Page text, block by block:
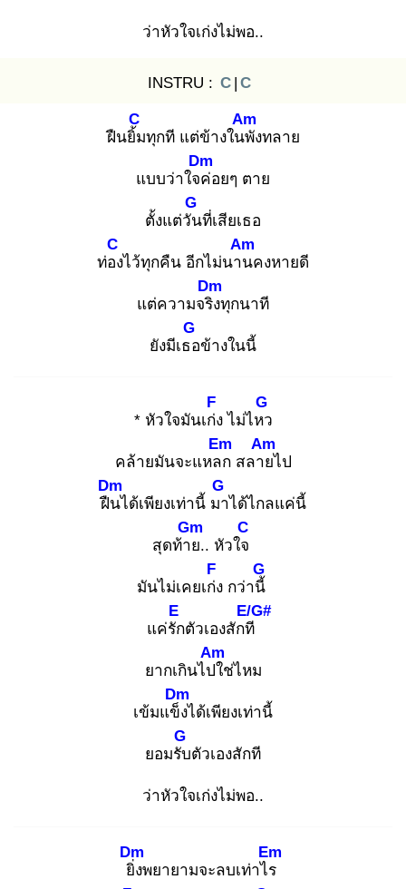
ว่าหัวใจเก่งไม่พอ..
INSTRU : C | C
ฝืนยิ้ม
C
ทุกที แต่ข้างในพั
Am
งทลาย
แบบว่าใจค่
Dm
อยๆ ตาย
ตั้งแต่วัน
G
ที่เสียเธอ
ท่อง
C
ไว้ทุกคืน อีกไม่นาน
Am
คงหายดี
แต่ความจริง
Dm
ทุกนาที
ยังมีเธอ
G
ข้างในนี้
* หัวใจมันเก่ง
F
ไม่ไหว
G
คล้ายมันจะแหลก
Em
สลาย
Am
ไป
ฝืน
Dm
ได้เพียงเท่านี้ มา
G
ได้ไกลแค่นี้
สุดท้าย
Gm
.. หัวใจ
C
มันไม่เคยเก่ง
F
กว่านี้
G
แค่รัก
E
ตัวเองสักที
E/G#
ยากเกินไปใ
Am
ช่ไหม
เข้มแข็ง
Dm
ได้เพียงเท่านี้
ยอมรับ
G
ตัวเองสักที
ว่าหัวใจเก่งไม่พอ..
ยิ่ง
Dm
พยายามจะลบเท่าไร
Em